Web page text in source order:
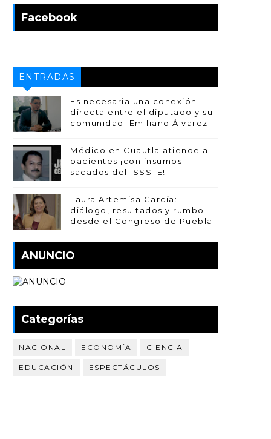
Facebook
ENTRADAS
POPULARESEs necesaria una conexión
directa entre el diputado y su
comunidad: Emiliano Álvarez
Médico en Cuautla atiende a
pacientes ¡con insumos
sacados del ISSSTE!
Laura Artemisa García:
diálogo, resultados y rumbo
desde el Congreso de Puebla
ANUNCIO
Categorías
NACIONAL ECONOMÍA CIENCIA
EDUCACIÓN ESPECTÁCULOS